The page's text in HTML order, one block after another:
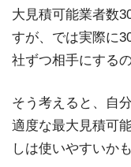
大見積可能業者数
すが、では実際に
社ずつ相手にする
そう考えると、自
適度な最大見積可
しは使いやすいか